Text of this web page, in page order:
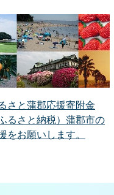
さと蒲郡応援寄附金
ふるさと納税）蒲郡市の
をお願いします。